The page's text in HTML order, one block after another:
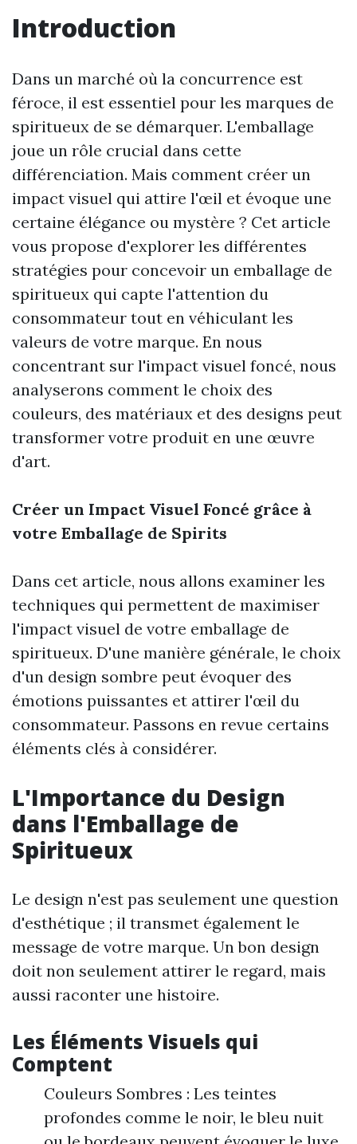
Introduction
Dans un marché où la concurrence est
féroce, il est essentiel pour les marques de
spiritueux de se démarquer. L'emballage
joue un rôle crucial dans cette
différenciation. Mais comment créer un
impact visuel qui attire l'œil et évoque une
certaine élégance ou mystère ? Cet article
vous propose d'explorer les différentes
stratégies pour concevoir un emballage de
spiritueux qui capte l'attention du
consommateur tout en véhiculant les
valeurs de votre marque. En nous
concentrant sur l'impact visuel foncé, nous
analyserons comment le choix des
couleurs, des matériaux et des designs peut
transformer votre produit en une œuvre
d'art.
Créer un Impact Visuel Foncé grâce à
votre Emballage de Spirits
Dans cet article, nous allons examiner les
techniques qui permettent de maximiser
l'impact visuel de votre emballage de
spiritueux. D'une manière générale, le choix
d'un design sombre peut évoquer des
émotions puissantes et attirer l'œil du
consommateur. Passons en revue certains
éléments clés à considérer.
L'Importance du Design
dans l'Emballage de
Spiritueux
Le design n'est pas seulement une question
d'esthétique ; il transmet également le
message de votre marque. Un bon design
doit non seulement attirer le regard, mais
aussi raconter une histoire.
Les Éléments Visuels qui
Comptent
Couleurs Sombres : Les teintes
profondes comme le noir, le bleu nuit